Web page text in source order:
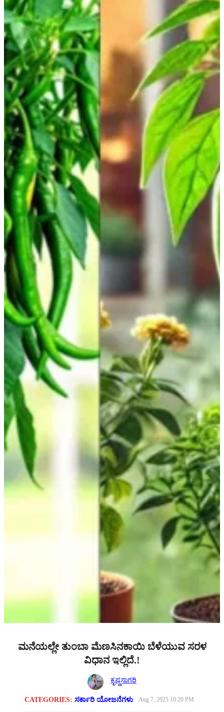
ಮನೆಯಲ್ಲೇ ತುಂಬಾ ಮೆಣಸಿನಕಾಯಿ ಬೆಳೆಯುವ ಸರಳ
ವಿಧಾನ ಇಲ್ಲಿದೆ.!
ಕೃಷ್ಣಸಾಗರಿ
CATEGORIES:ಸರ್ಕಾರಿ ಯೋಜನೆಗಳು Aug 7, 2025 10:20 PM